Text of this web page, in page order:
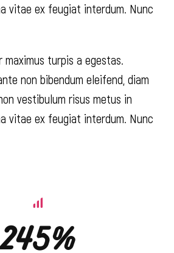
vitae ex feugiat interdum. Nunc
turpis a egestas.
non bibendum eleifend, diam
vestibulum risus metus in
vitae ex feugiat interdum. Nunc
245%